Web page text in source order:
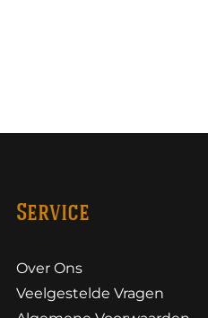
Service
Over Ons
Veelgestelde Vragen